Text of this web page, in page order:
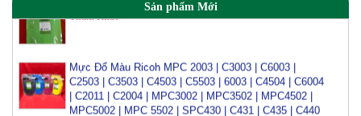
Sản phẩm Mới
C2503 | C3503 | C4503 | C5503 | 6003 | C4504 | C6004
| C2011 | C2004 | MPC3002 | MPC3502 | MPC4502 |
MPC5002 | MPC 5502 | SPC430 | C431 | C435 | C440
| C600